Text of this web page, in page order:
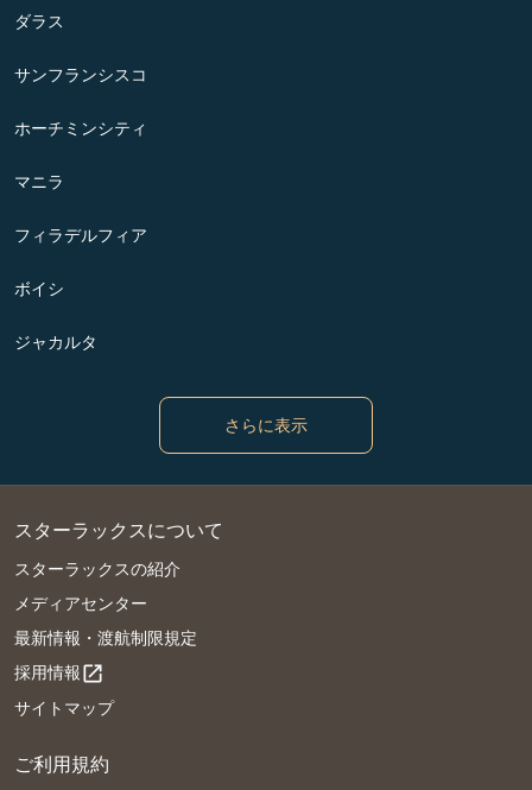
ダラス
サンフランシスコ
ホーチミンシティ
マニラ
フィラデルフィア
ボイシ
ジャカルタ
さらに表示
スターラックスについて
スターラックスの紹介
メディアセンター
最新情報・渡航制限規定
採用情報open_in_new
サイトマップ
ご利用規約